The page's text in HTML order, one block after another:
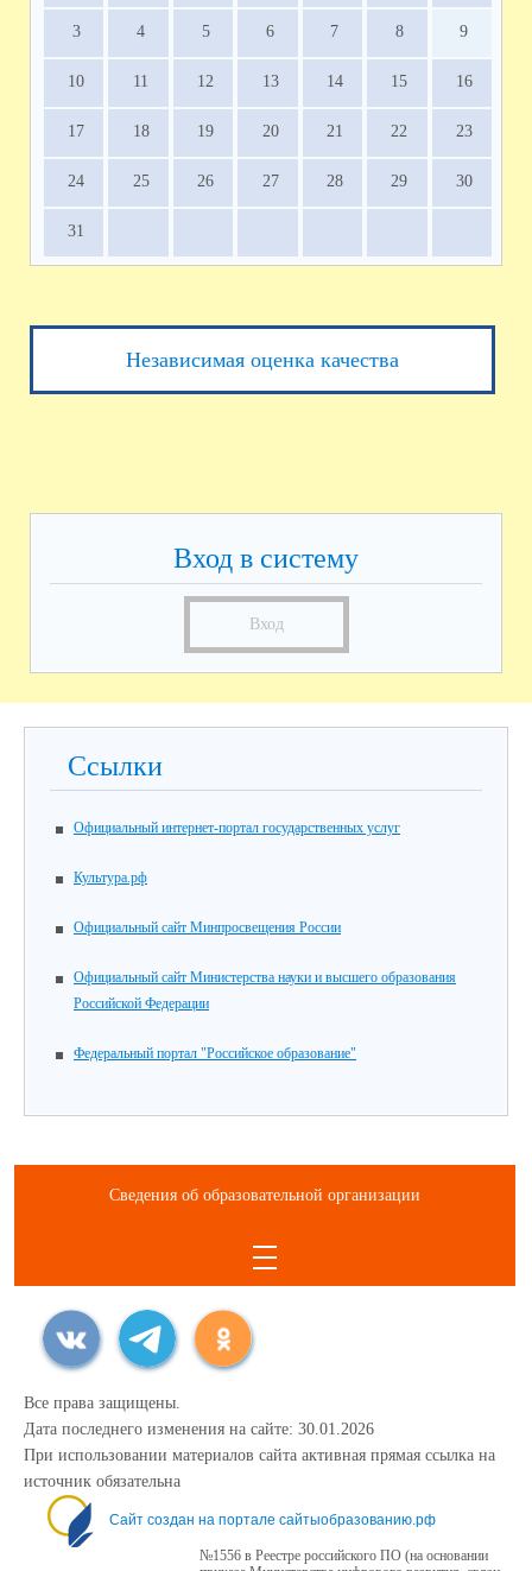
3 4 5 6 7 8 9
10 11 12 13 14 15 16
17 18 19 20 21 22 23
24 25 26 27 28 29 30
31
Независимая оценка качества
Вход в систему
Вход
Ссылки
Официальный интернет-портал государственных услуг
Культура.рф
Официальный сайт Минпросвещения России
Официальный сайт Министерства науки и высшего образования
Российской Федерации
Федеральный портал "Российское образование"
Сведения об образовательной организации
Все права защищены.
Дата последнего изменения на сайте: 30.01.2026
При использовании материалов сайта активная прямая ссылка на
источник обязательна
Сайт создан на портале сайтыобразованию.рф
№1556 в Реестре российского ПО (на основании